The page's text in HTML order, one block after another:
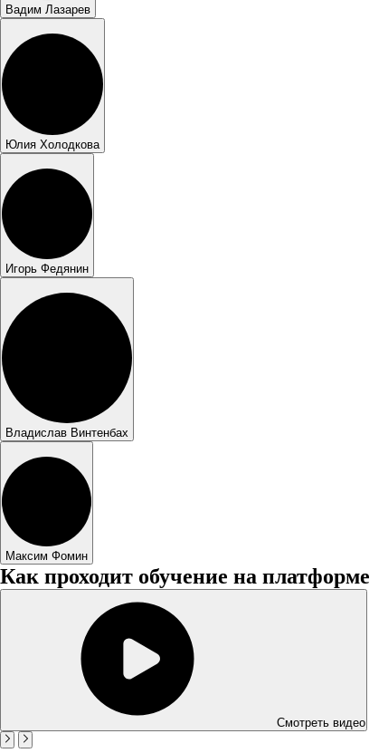
Вадим Лазарев
Юлия Холодкова
Игорь Федянин
Владислав Винтенбах
Максим Фомин
Как проходит обучение на платформе
Смотреть видео